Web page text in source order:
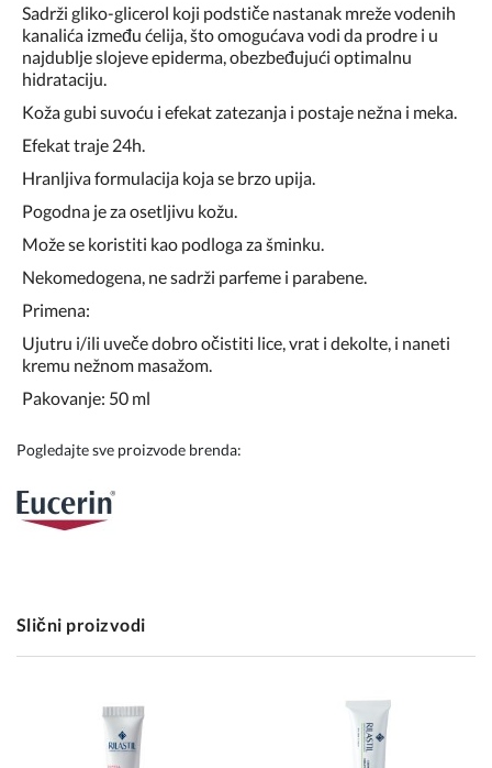
Sadrži gliko-glicerol koji podstiče nastanak mreže vodenih
kanalića između ćelija, što omogućava vodi da prodre i u
najdublje slojeve epiderma, obezbeđujući optimalnu
hidrataciju.
Koža gubi suvoću i efekat zatezanja i postaje nežna i meka.
Efekat traje 24h.
Hranljiva formulacija koja se brzo upija.
Pogodna je za osetljivu kožu.
Može se koristiti kao podloga za šminku.
Nekomedogena, ne sadrži parfeme i parabene.
Primena:
Ujutru i/ili uveče dobro očistiti lice, vrat i dekolte, i naneti
kremu nežnom masažom.
Pakovanje: 50 ml
Pogledajte sve proizvode brenda:
Slični proizvodi